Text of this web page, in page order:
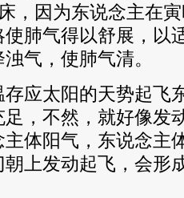
，因为东说念主在
肺气得以舒展，以
气，使肺气清。
应太阳的天势起飞
，不然，就好像发
体阳气，东说念主
上发动起飞，会形